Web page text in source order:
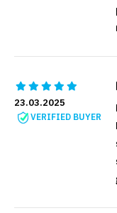
23.03.2025
VERIFIED BUYER